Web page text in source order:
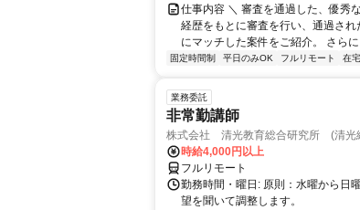
仕事内容 ＼ 審査を通過した、優秀
経歴をもとに審査を行い、通過さ
にマッチした案件をご紹介。 さら
固定時間制 平日のみOK フルリモート 在
業務委託
非常勤講師
株式会社 清光教育総合研究所 (清光
時給4,000円以上
フルリモート
勤務時間・曜日: 原則：水曜から日
望を聞いて調整します。